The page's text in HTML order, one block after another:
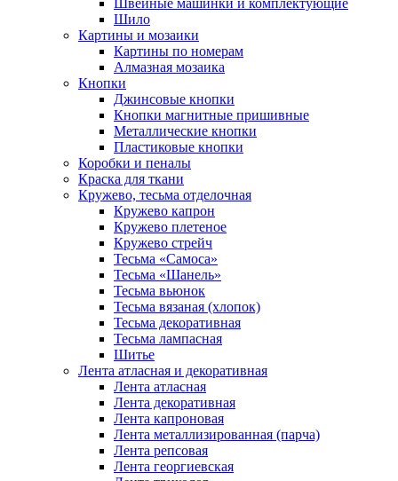
Шило
Картины и мозаики
Картины по номерам
Алмазная мозаика
Кнопки
Джинсовые кнопки
Кнопки магнитные пришивные
Металлические кнопки
Пластиковые кнопки
Коробки и пеналы
Краска для ткани
Кружево, тесьма отделочная
Кружево капрон
Кружево плетеное
Кружево стрейч
Тесьма «Самоса»
Тесьма «Шанель»
Тесьма вьюнок
Тесьма вязаная (хлопок)
Тесьма декоративная
Тесьма лампасная
Шитье
Лента атласная и декоративная
Лента атласная
Лента декоративная
Лента капроновая
Лента металлизированная (парча)
Лента репсовая
Лента георгиевская